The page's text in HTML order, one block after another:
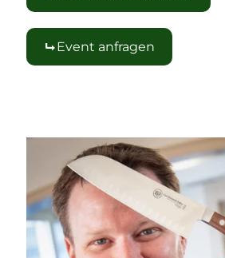
Event anfragen